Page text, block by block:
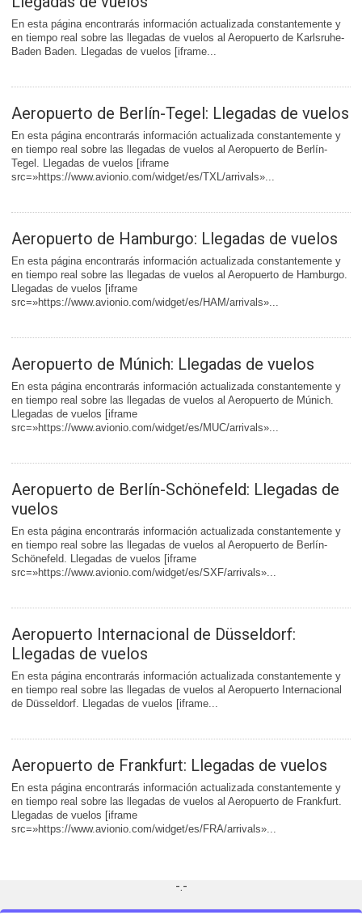
En esta página encontrarás información actualizada constantemente y
en tiempo real sobre las llegadas de vuelos al Aeropuerto de Karlsruhe-
Baden Baden. Llegadas de vuelos [iframe...
Aeropuerto de Berlí­n-Tegel: Llegadas de vuelos
En esta página encontrarás información actualizada constantemente y
en tiempo real sobre las llegadas de vuelos al Aeropuerto de Berlí­n-
Tegel. Llegadas de vuelos [iframe
src=»https://www.avionio.com/widget/es/TXL/arrivals»...
Aeropuerto de Hamburgo: Llegadas de vuelos
En esta página encontrarás información actualizada constantemente y
en tiempo real sobre las llegadas de vuelos al Aeropuerto de Hamburgo.
Llegadas de vuelos [iframe
src=»https://www.avionio.com/widget/es/HAM/arrivals»...
Aeropuerto de Múnich: Llegadas de vuelos
En esta página encontrarás información actualizada constantemente y
en tiempo real sobre las llegadas de vuelos al Aeropuerto de Múnich.
Llegadas de vuelos [iframe
src=»https://www.avionio.com/widget/es/MUC/arrivals»...
Aeropuerto de Berlí­n-Schönefeld: Llegadas de
vuelos
En esta página encontrarás información actualizada constantemente y
en tiempo real sobre las llegadas de vuelos al Aeropuerto de Berlí­n-
Schönefeld. Llegadas de vuelos [iframe
src=»https://www.avionio.com/widget/es/SXF/arrivals»...
Aeropuerto Internacional de Düsseldorf:
Llegadas de vuelos
En esta página encontrarás información actualizada constantemente y
en tiempo real sobre las llegadas de vuelos al Aeropuerto Internacional
de Düsseldorf. Llegadas de vuelos [iframe...
Aeropuerto de Frankfurt: Llegadas de vuelos
En esta página encontrarás información actualizada constantemente y
en tiempo real sobre las llegadas de vuelos al Aeropuerto de Frankfurt.
Llegadas de vuelos [iframe
src=»https://www.avionio.com/widget/es/FRA/arrivals»...
-.-